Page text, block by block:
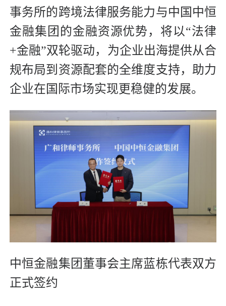
事务所的跨境法律服务能力与中国中恒
金融集团的金融资源优势，将以“法律
+金融”双轮驱动，为企业出海提供从合
规布局到资源配套的全维度支持，助力
企业在国际市场实现更稳健的发展。
中恒金融集团董事会主席蓝栋代表双方
正式签约